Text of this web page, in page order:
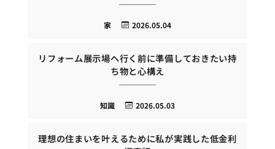
2026.05.04
家
リフォーム展示場へ行く前に準備しておきたい持
ち物と心構え
2026.05.03
知識
理想の住まいを叶えるために私が実践した低金利